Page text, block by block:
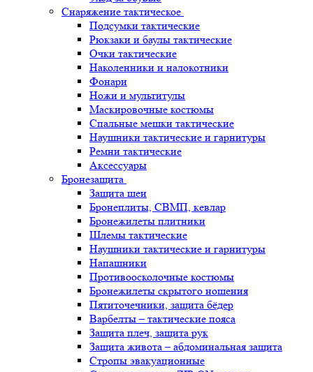
Снаряжение тактическое
Подсумки тактические
Рюкзаки и баулы тактические
Очки тактические
Наколенники и налокотники
Фонари
Ножи и мультитулы
Маскировочные костюмы
Спальные мешки тактические
Наушники тактические и гарнитуры
Ремни тактические
Аксессуары
Бронезащита
Защита шеи
Бронеплиты, СВМП, кевлар
Бронежилеты плитники
Шлемы тактические
Наушники тактические и гарнитуры
Напашники
Противоосколочные костюмы
Бронежилеты скрытого ношения
Пятиточечники, защита бёдер
Варбелты – тактические пояса
Защита плеч, защита рук
Защита живота – абдоминальная защита
Стропы эвакуационные